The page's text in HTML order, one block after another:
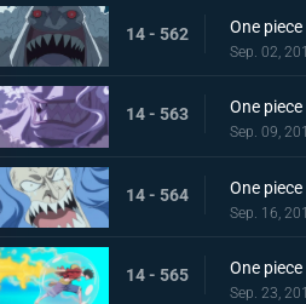
14 - 562
Sep. 02,
14 - 563
Sep. 09,
14 - 564
Sep. 16,
14 - 565
Sep. 23,